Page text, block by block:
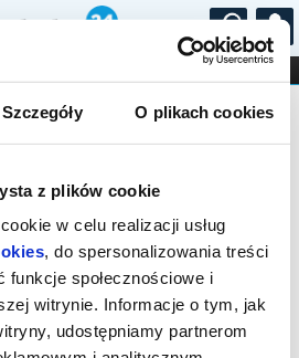
Szczegóły O plikach cookies
z plików cookie
w celu realizacji usług
, do spersonalizowania treści
funkcje społecznościowe i
witrynie. Informacje o tym, jak
udostępniamy partnerom
...
I BALET
STAND-UP
zakończona,
biletów w kasie.